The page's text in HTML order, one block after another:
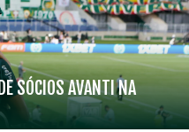
SÓCIOS AVANTI NA